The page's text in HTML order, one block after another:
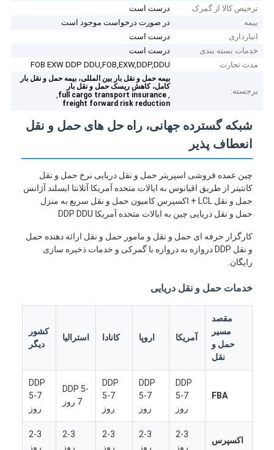
ترخیص کالا از گمرک
درست است
بیمه
در صورت درخواست موجود است
انبارداری
درست است
خدمات بسته بندی
درست است
مدت تجارت
FOB EXW DDP DDU,FOB,EXW,DDP,DDU
برجسته:
بیمه حمل و نقل بار بین المللی، بیمه حمل و نقل بار
کامل، کاهش ریسک حمل و نقل بار
,
full cargo transport insurance
,
freight forward risk reduction
شبکه گسترده جهانی، راه حل های حمل و نقل
انعطاف پذیر
چین عمده فروشی اسپریتر حمل و نقل دریایی نرخ حمل و نقل
کانتینر از طریق اقیانوس به ایالات متحده آمریکا آتلانتا ایسلند آژانس
حمل و نقل LCL + اکسپرس کامیون حمل و نقل سریع به منزل
حمل و نقل دریایی چین به ایالات متحده آمریکا DDP DDU
کارگزار حرفه ای حمل و نقل و مامور حمل و نقل ارائه دهنده حمل
و نقل DDP دروازه به دروازه با گمرکی و خدمات ذخیره سازی
رایگان.
خدمات حمل و نقل دریایی
مقصد
مسیر
حمل و
نقل
آمریکا اروپا کانادا استرالیا
کشور
دیگر
FBA
DDP
5-7
روز
DDP
5-7
روز
DDP
5-7
روز
DDP 5-
7 روز
DDP
5-7
روز
اکسپرس
2-3
روز
2-3
روز
2-3
روز
2-3
روز
2-3
روز